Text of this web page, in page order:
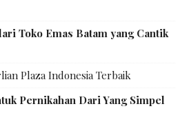
Toko Emas Batam yang Cantik
Plaza Indonesia Terbaik
Pernikahan Dari Yang Simpel